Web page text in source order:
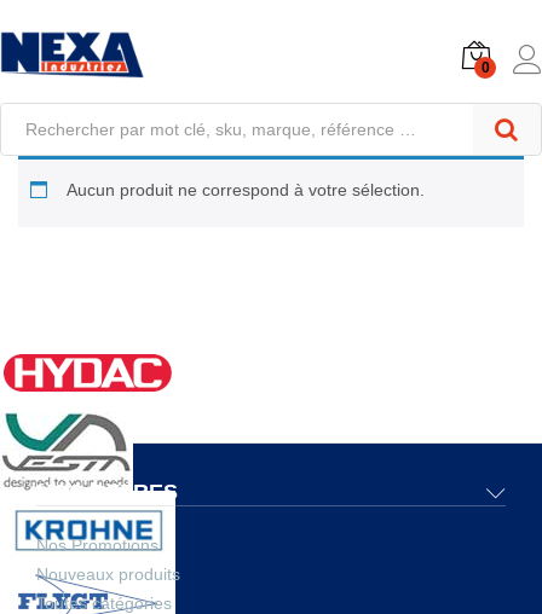
0
Aucun produit ne correspond à votre sélection.
NOS OFFRES
Nos Promotions
Nouveaux produits
Toutes catégories